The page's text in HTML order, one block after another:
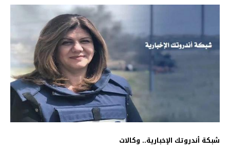
شبكة أندروتك الإخبارية.. وكالات